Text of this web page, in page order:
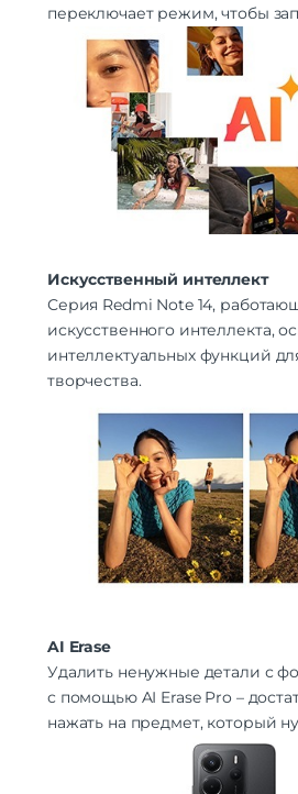
переключает режим, чтобы
Искусственный интеллект
Серия Redmi Note 14,
искусственного интеллекта,
интеллектуальных функций
творчества.
AI Erase
Удалить ненужные детали с
с помощью AI Erase Pro –
нажать на предмет, который